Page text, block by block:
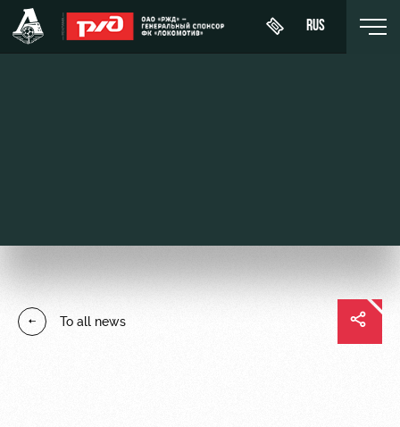
RUS
Players
ticket
VIP Boxes
ВИП-ЗОНЫ
Sponsors
To all news